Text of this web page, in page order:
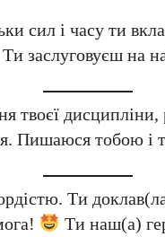
сил і часу ти
заслуговуєш на
твоєї
Пишаюся тобою і
Ти
Ти наш(а)